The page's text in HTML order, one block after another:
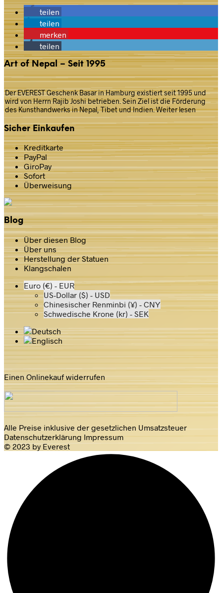
teilen
teilen
merken
teilen
Art of Nepal – Seit 1995
Der EVEREST Geschenk Basar in Hamburg existiert seit 1995 und
wird von Herrn Rajib Joshi betrieben. Sein Ziel ist die Förderung
des Kunsthandwerks in Nepal, Tibet und Indien.Weiter lesen
Sicher Einkaufen
Kreditkarte
PayPal
GiroPay
Sofort
Überweisung
Blog
Über diesen Blog
Über uns
Herstellung der Statuen
Klangschalen
Euro (€) - EUR
US-Dollar ($) - USD
Chinesischer Renminbi (¥) - CNY
Schwedische Krone (kr) - SEK
Einen Onlinekauf widerrufen
Alle Preise inklusive der gesetzlichen Umsatzsteuer
Datenschutzerklärung Impressum
© 2023 by Everest